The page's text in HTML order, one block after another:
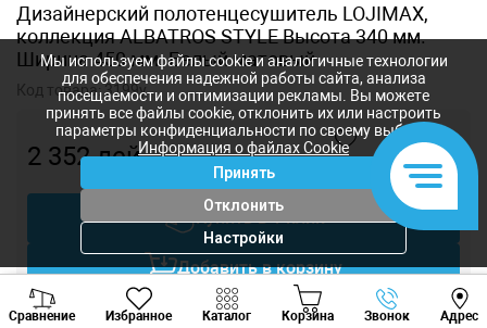
Дизайнерский полотенцесушитель LOJIMAX,
коллекция ALBATROS STYLE Высота 340 мм.
Ширина 450 мм. Белый матовый
Код товара:3199y
2 352лей
+
Купить в 1 клик
Добавить в корзину
Торговаться
Сравнение Избранное Каталог Корзина Звонок Адрес
Viber Whatsapp
Мы используем файлы cookie и аналогичные технологии
для обеспечения надежной работы сайта, анализа
посещаемости и оптимизации рекламы. Вы можете
принять все файлы cookie, отклонить их или настроить
параметры конфиденциальности по своему выбору.
Информация о файлах Cookie
Принять
Отклонить
Настройки